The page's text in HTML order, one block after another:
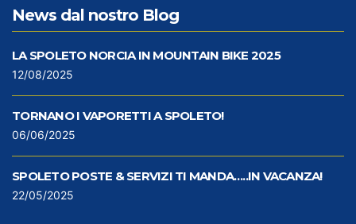
News dal nostro Blog
LA SPOLETO NORCIA IN MOUNTAIN BIKE 2025
12/08/2025
TORNANO I VAPORETTI A SPOLETO!
06/06/2025
SPOLETO POSTE & SERVIZI TI MANDA…..IN VACANZA!
22/05/2025